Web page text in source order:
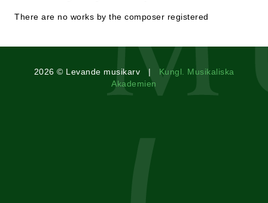
There are no works by the composer registered
2026 © Levande musikarv | Kungl. Musikaliska
Akademien